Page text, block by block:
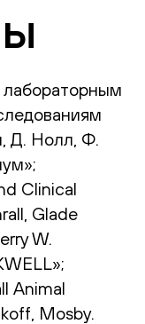
Д. Нолл, Ф.
Clinical
Glade
W.
Animal
Mosby.